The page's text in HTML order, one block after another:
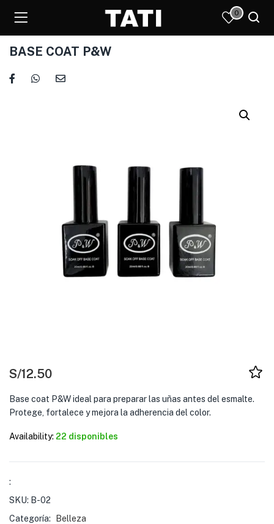
0
BASE COAT P&W
S/12.50
Base coat P&W ideal para preparar las uñas antes del esmalte.
Protege, fortalece y mejora la adherencia del color.
Availability: 22 disponibles
:
SKU: B-02
Categoría:
Belleza